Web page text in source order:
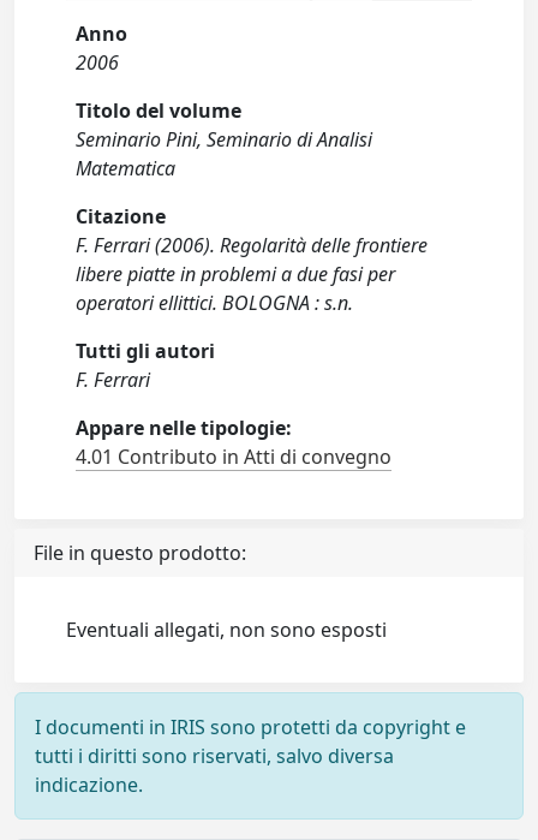
Anno
2006
Titolo del volume
Seminario Pini, Seminario di Analisi
Matematica
Citazione
F. Ferrari (2006). Regolarità delle frontiere
libere piatte in problemi a due fasi per
operatori ellittici. BOLOGNA : s.n.
Tutti gli autori
F. Ferrari
Appare nelle tipologie:
4.01 Contributo in Atti di convegno
File in questo prodotto:
Eventuali allegati, non sono esposti
I documenti in IRIS sono protetti da copyright e
tutti i diritti sono riservati, salvo diversa
indicazione.